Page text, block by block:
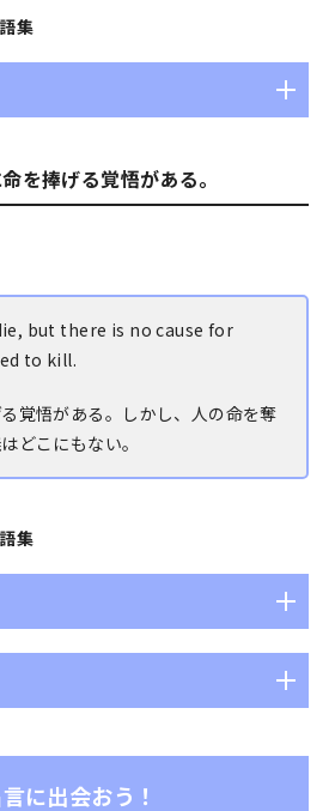
集
を捧げる覚悟がある。
but there is no cause for
to kill.
覚悟がある。しかし、人の命を奪
どこにもない。
集
る
に出会おう！